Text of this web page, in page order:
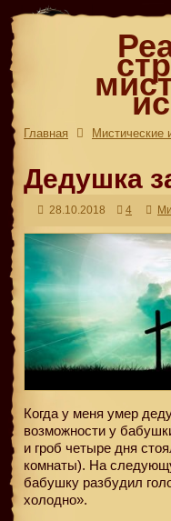
Главная Мистические
Дедушка
28.10.2018 4
Когда у меня умер
возможности у
и гроб четыре дня
комнаты). На
бабушку разбудил
холодно».